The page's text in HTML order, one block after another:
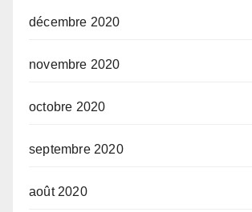
décembre 2020
novembre 2020
octobre 2020
septembre 2020
août 2020